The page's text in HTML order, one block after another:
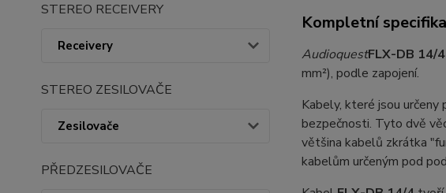
STEREO RECEIVERY
Receivery
STEREO ZESILOVAČE
Zesilovače
PŘEDZESILOVAČE
Kompletní
AudioquestFLX-DB 14/4
mm²), podle zapojení.
Kabely, které jsou
bezpečnosti. Tyto dvě
většina kabelů zkrátka
kabelům určeným pod